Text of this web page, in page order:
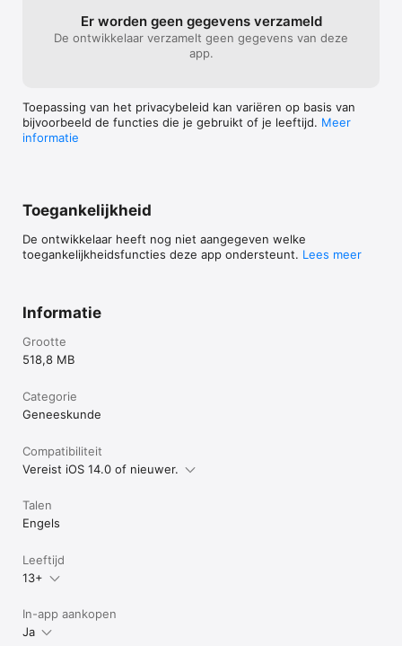
“Ik heb mijn leven lang al last van extreme hoogtevrees.
ZeroPhobia heeft mij heel erg geholpen.”
“Ik ben mijn hoogtevrees vrijwel volledig kwijt en kan eindelijk
“Met behulp van ZeroPhobia heb ik tijdens een vakantie op
een glazen platform durven staan.”
meer controle over mijn hoogtevrees.”
Er worden geen gegevens verzameld
De ontwikkelaar verzamelt geen gegevens van deze
app.
Toepassing van het privacybeleid kan variëren op basis van
bijvoorbeeld de functies die je gebruikt of je leeftijd. Meer
informatie
Toegankelijkheid
De ontwikkelaar heeft nog niet aangegeven welke
toegankelijkheidsfuncties deze app ondersteunt. Lees meer
Informatie
Grootte
518,8 MB
Categorie
Geneeskunde
Compatibiliteit
Vereist iOS 14.0 of nieuwer.
Talen
Engels
Leeftijd
13+
In-app aankopen
Ja